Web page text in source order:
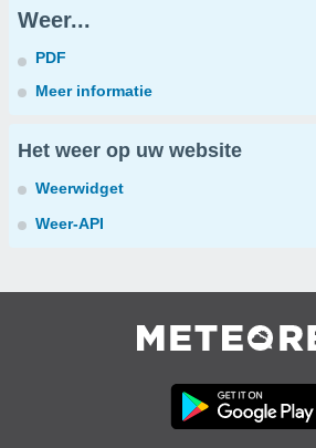
Weer...
PDF
Meer informatie
Het weer op uw website
Weerwidget
Weer-API